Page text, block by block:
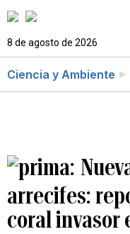
8 de agosto de 2026
Ciencia y Ambiente
arrecifes:
coral invasor